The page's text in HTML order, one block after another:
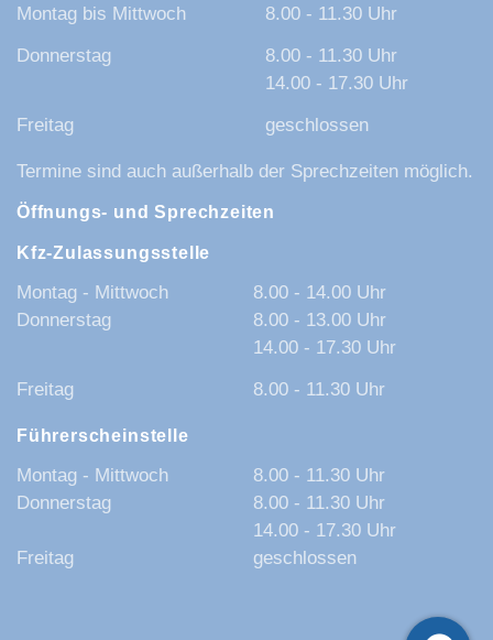
Montag bis Mittwoch
8.00 - 11.30 Uhr
Donnerstag
8.00 - 11.30 Uhr
14.00 - 17.30 Uhr
Freitag
geschlossen
Termine sind auch außerhalb der Sprechzeiten möglich.
Öffnungs- und Sprechzeiten
Kfz-Zulassungsstelle
Montag - Mittwoch
8.00 - 14.00 Uhr
Donnerstag
8.00 - 13.00 Uhr
14.00 - 17.30 Uhr
Freitag
8.00 - 11.30 Uhr
Führerscheinstelle
Montag - Mittwoch
8.00 - 11.30 Uhr
Donnerstag
8.00 - 11.30 Uhr
14.00 - 17.30 Uhr
Freitag
geschlossen